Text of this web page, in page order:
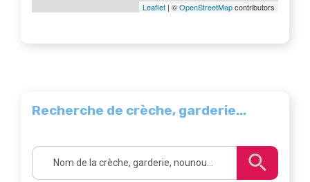
Leaflet | ©OpenStreetMapcontributors
Recherche de crèche, garderie...